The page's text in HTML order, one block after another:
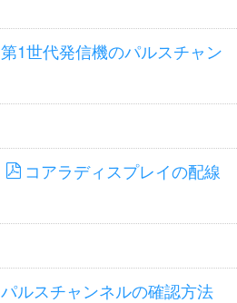
第1世代発信機のパルスチャン
コアラディスプレイの配線
パルスチャンネルの確認方法